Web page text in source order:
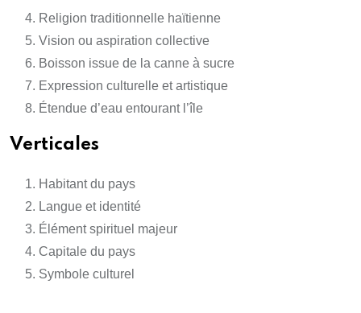
Religion traditionnelle haïtienne
Vision ou aspiration collective
Boisson issue de la canne à sucre
Expression culturelle et artistique
Étendue d’eau entourant l’île
Verticales
Habitant du pays
Langue et identité
Élément spirituel majeur
Capitale du pays
Symbole culturel